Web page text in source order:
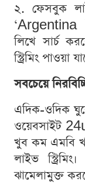
২. ফেসবুক
লিখে সার্চ
স্ট্রিমিং পাওয়া
সবচেয়ে
এদিক-ওদিক
ওয়েবসাইট
খুব কম এমবি
লাইভ
ঝামেলামুক্ত